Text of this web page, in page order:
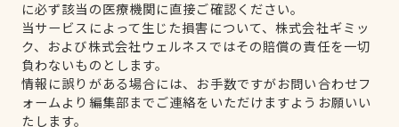
に必ず該当の医療機関に直接ご確認ください。
当サービスによって生じた損害について、株式会社ギミッ
ク、および株式会社ウェルネスではその賠償の責任を一切
負わないものとします。
情報に誤りがある場合には、お手数ですがお問い合わせフ
ォームより編集部までご連絡をいただけますようお願いい
たします。